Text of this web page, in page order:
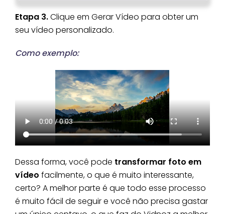
solução econômica e
eficiente.
Etapa 3.Clique em Gerar Vídeo para obter um
seu vídeo personalizado.
Como exemplo:
Dessa forma, você pode transformar foto em
vídeo facilmente, o que é muito interessante,
certo? A melhor parte é que todo esse processo
é muito fácil de seguir e você não precisa gastar